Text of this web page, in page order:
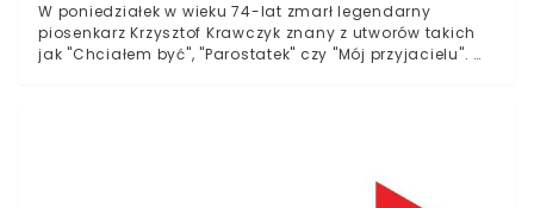
W poniedziałek w wieku 74-lat zmarł legendarny
piosenkarz Krzysztof Krawczyk znany z utworów takich
jak "Chciałem być", "Parostatek" czy "Mój przyjacielu". W
rozdział w polskiej muzyce i rozrywce się zamknął",